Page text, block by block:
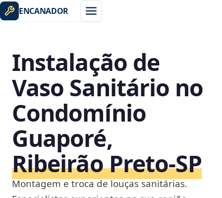
ENCANADOR
Instalação de
Vaso Sanitário no
Condomínio
Guaporé,
Ribeirão Preto‑SP
Montagem e troca de louças sanitárias.